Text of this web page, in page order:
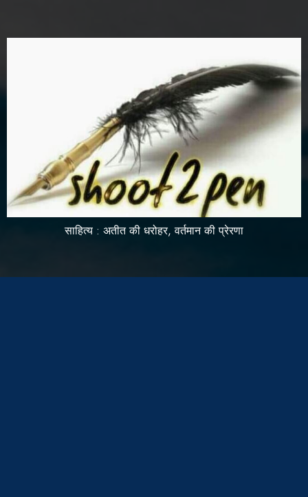
साहित्य : अतीत की धरोहर, वर्तमान की प्रेरणा